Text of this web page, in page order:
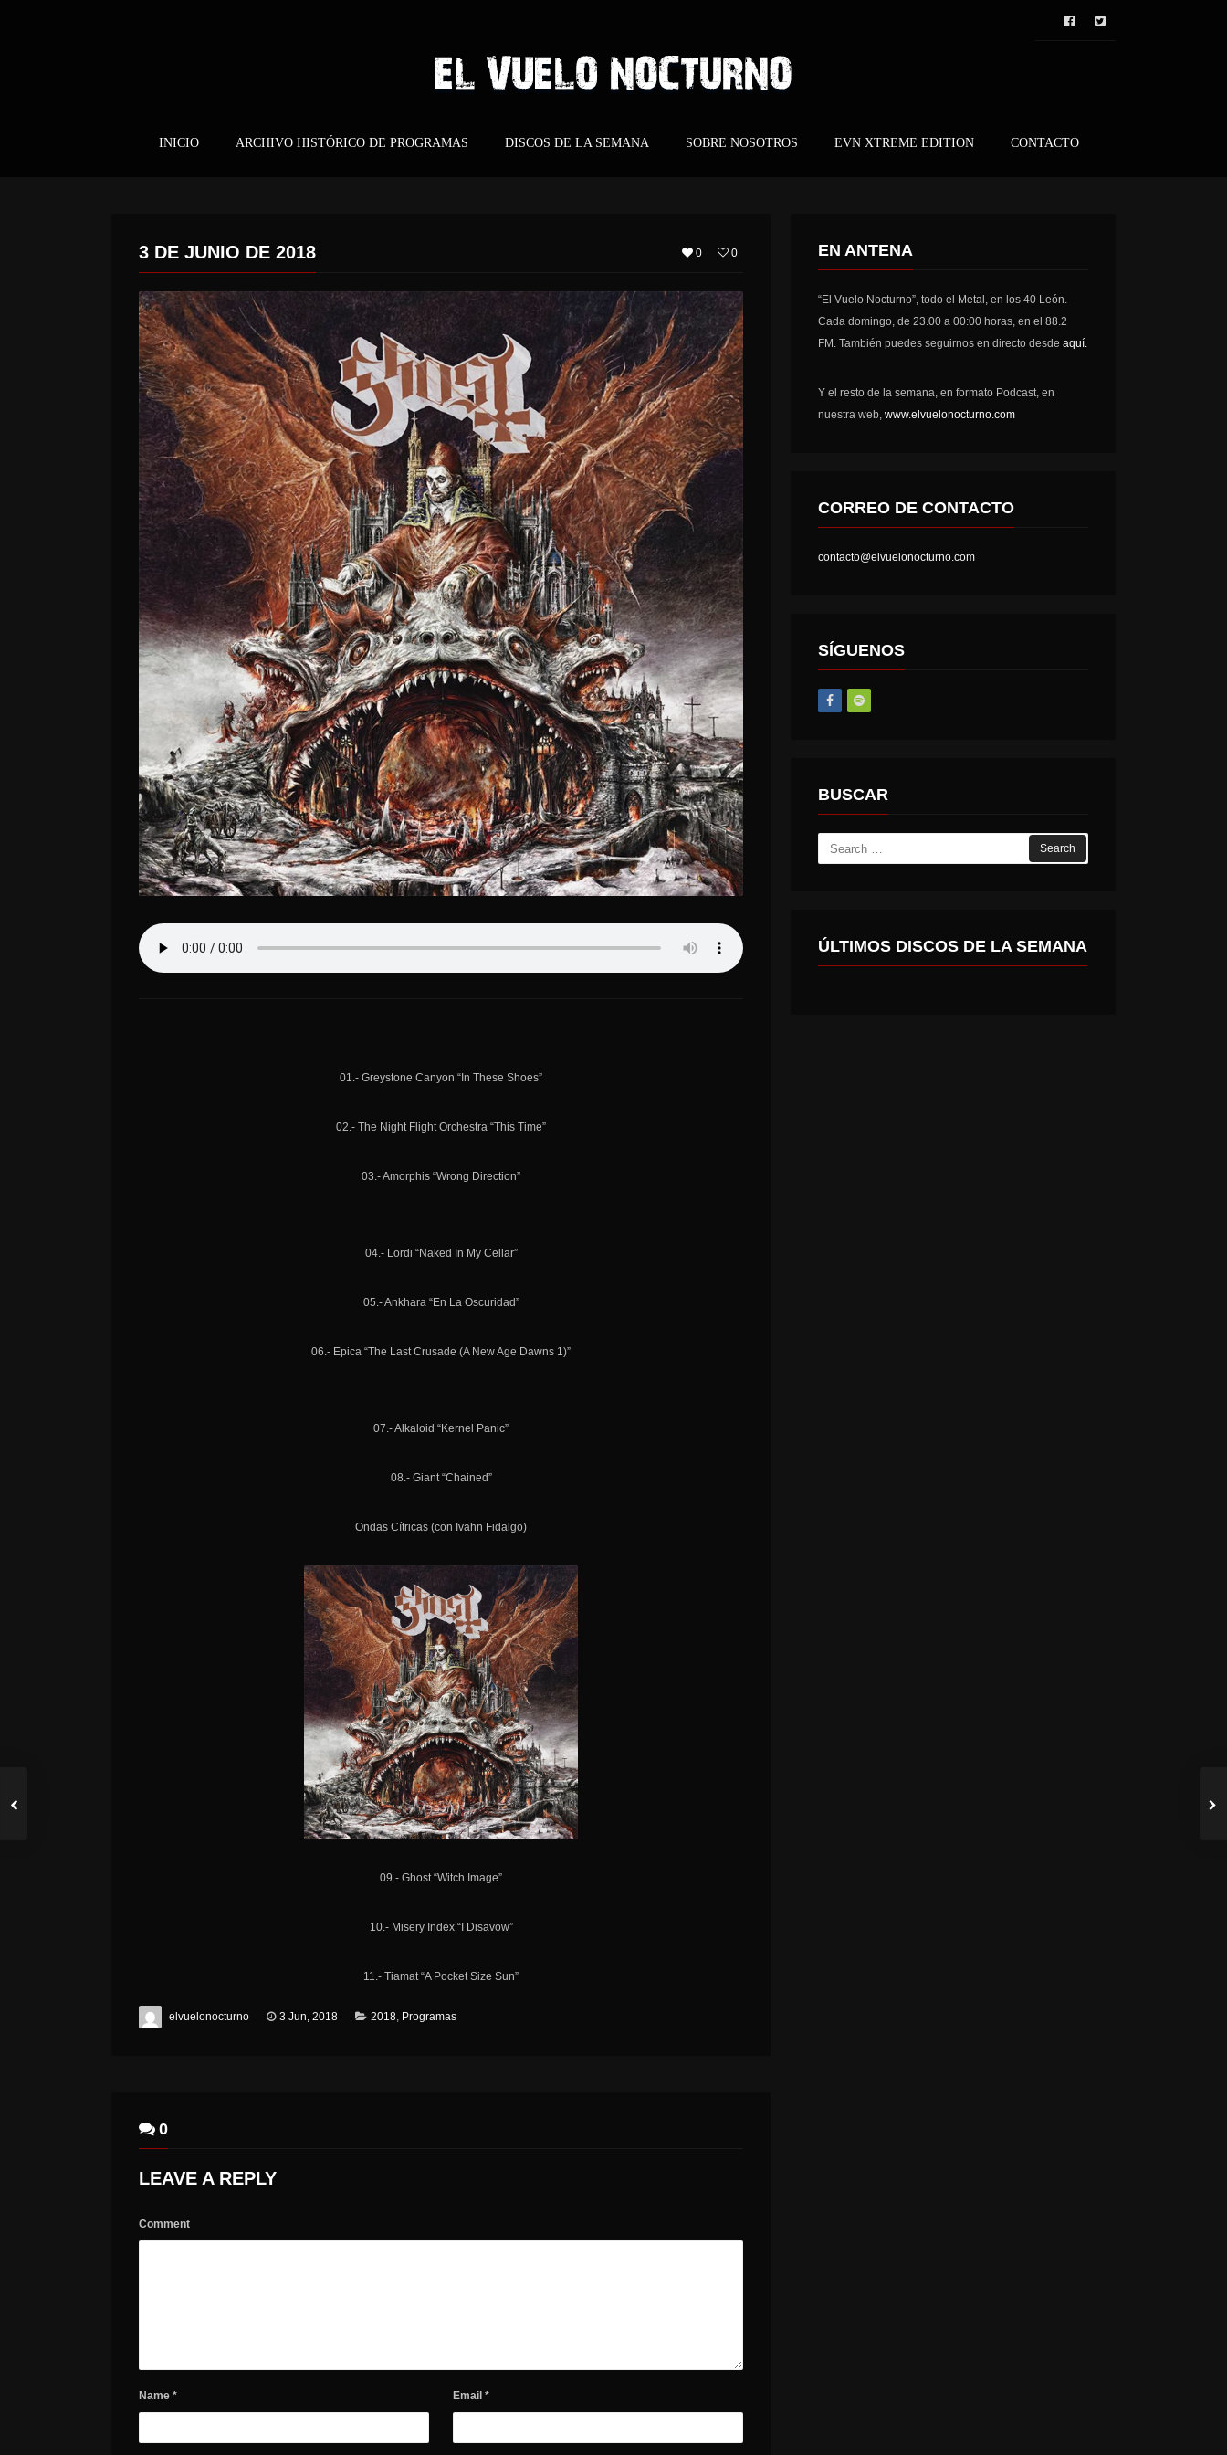
INICIO ARCHIVO HISTÓRICO DE PROGRAMAS DISCOS DE LA SEMANA SOBRE NOSOTROS EVN XTREME EDITION CONTACTO
0 0
3 DE JUNIO DE 2018
01.- Greystone Canyon “In These Shoes”
02.- The Night Flight Orchestra “This Time”
03.- Amorphis “Wrong Direction”
04.- Lordi “Naked In My Cellar”
05.- Ankhara “En La Oscuridad”
06.- Epica “The Last Crusade (A New Age Dawns 1)”
07.- Alkaloid “Kernel Panic”
08.- Giant “Chained”
Ondas Cítricas (con Ivahn Fidalgo)
09.- Ghost “Witch Image”
10.- Misery Index “I Disavow”
11.- Tiamat “A Pocket Size Sun”
elvuelonocturno 3 Jun, 2018 2018, Programas
0
LEAVE A REPLY
Comment
Name * Email*
EN ANTENA
“El Vuelo Nocturno”, todo el Metal, en los 40 León.
Cada domingo, de 23.00 a 00:00 horas, en el 88.2
FM. También puedes seguirnos en directo desdeaquí.
Y el resto de la semana, en formato Podcast, en
nuestra web,www.elvuelonocturno.com
CORREO DE CONTACTO
contacto@elvuelonocturno.com
SÍGUENOS
BUSCAR
Search
for:
ÚLTIMOS DISCOS DE LA SEMANA